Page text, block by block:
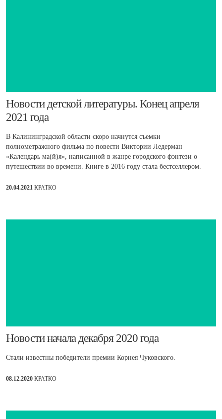
Н​овости детской литературы. Конец апреля
2021 года
В Калининградской области скоро начнутся съемки
полнометражного фильма по повести Виктории Ледерман
«Календарь ма(й)я», написанной в жанре городского фэнтези о
путешествии во времени. Книге в 2016 году стала бестселлером.
20.04.2021 КРАТКО
Новости начала декабря 2020 года
Стали известны победители премии Корнея Чуковского.
08.12.2020 КРАТКО